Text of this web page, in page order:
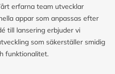
erfarna team utvecklar
appar som anpassas efter
till lansering erbjuder vi
som säkerställer smidig
funktionalitet.